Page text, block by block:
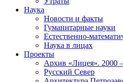
Наука
Новости и факты
Гуманитарные науки
Естественно-
Наука в лицах
Проекты
Архив «Лицея». 2000
Русский Север